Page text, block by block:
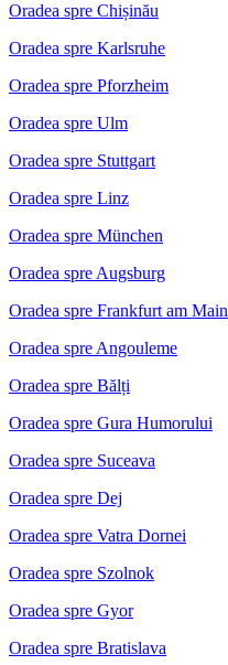
Oradea spre Chișinău
Oradea spre Karlsruhe
Oradea spre Pforzheim
Oradea spre Ulm
Oradea spre Stuttgart
Oradea spre Linz
Oradea spre München
Oradea spre Augsburg
Oradea spre Frankfurt am Main
Oradea spre Angouleme
Oradea spre Bălți
Oradea spre Gura Humorului
Oradea spre Suceava
Oradea spre Dej
Oradea spre Vatra Dornei
Oradea spre Szolnok
Oradea spre Gyor
Oradea spre Bratislava